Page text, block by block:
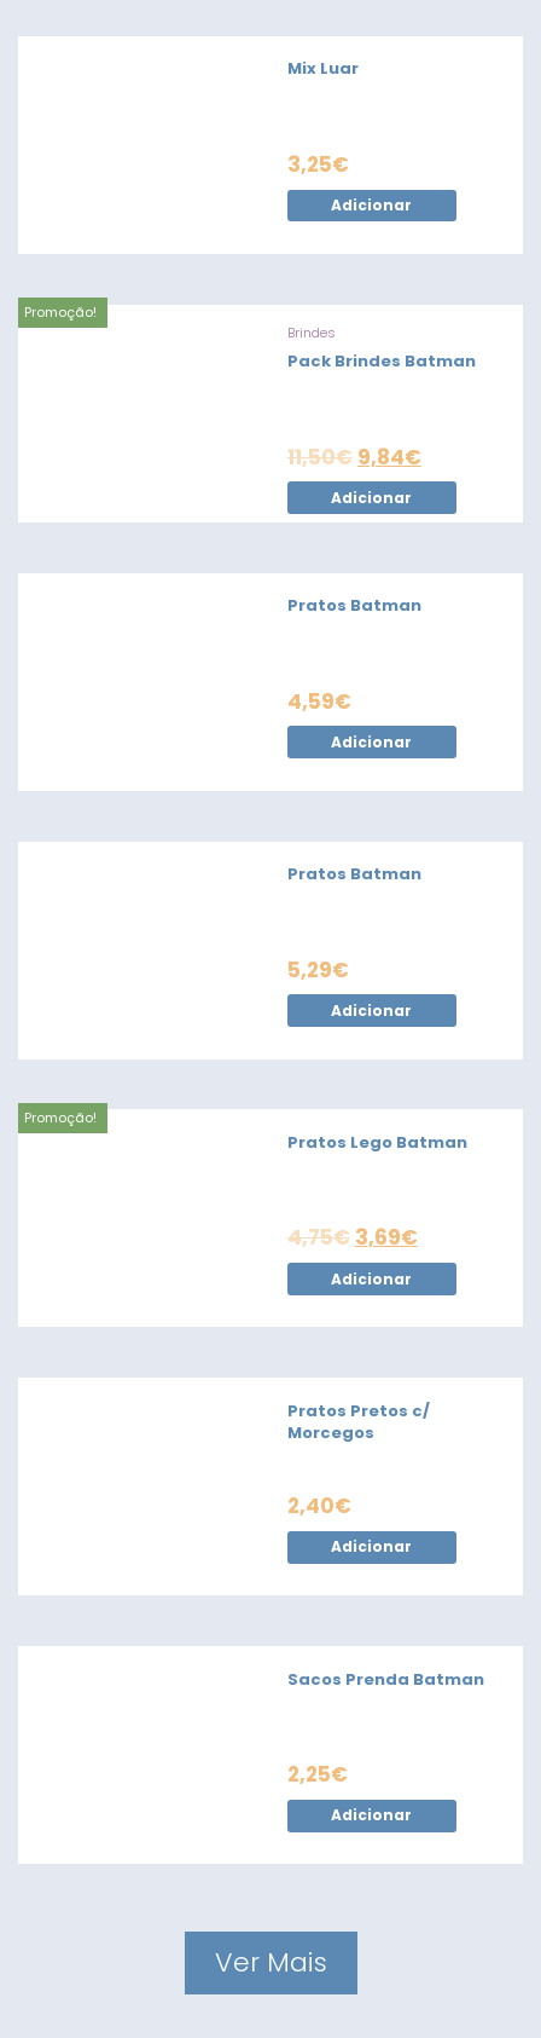
Mix Luar
3,25€
Adicionar
Promoção!
Brindes
Pack Brindes Batman
11,50€ 9,84€
Adicionar
Pratos Batman
4,59€
Adicionar
Pratos Batman
5,29€
Adicionar
Promoção!
Pratos Lego Batman
4,75€ 3,69€
Adicionar
Pratos Pretos c/
Morcegos
2,40€
Adicionar
Sacos Prenda Batman
2,25€
Adicionar
Ver Mais